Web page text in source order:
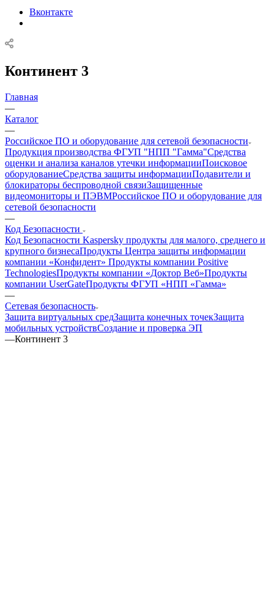
Вконтакте
Континент 3
Главная
—
Каталог
—
Российское ПО и оборудование для сетевой безопасности
Продукция производства ФГУП "НПП "Гамма"Средства
оценки и анализа каналов утечки информацииПоисковое
оборудованиеСредства защиты информацииПодавители и
блокираторы беспроводной связиЗащищенные
видеомониторы и ПЭВМРоссийское ПО и оборудование для
сетевой безопасности
—
Код Безопасности
Код Безопасности Kaspersky продукты для малого, среднего и
крупного бизнесаПродукты Центра защиты информации
компании «Конфидент» Продукты компании Positive
TechnologiesПродукты компании «Доктор Веб»Продукты
компании UserGateПродукты ФГУП «НПП «Гамма»
—
Сетевая безопасность
Защита виртуальных средЗащита конечных точекЗащита
мобильных устройствСоздание и проверка ЭП
—Континент 3